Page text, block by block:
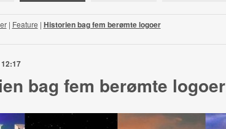
| Feature | Historien bag fem berømte logoer
bag fem berømte logoer